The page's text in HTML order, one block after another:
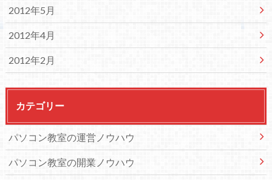
2012年5月
2012年4月
2012年2月
カテゴリー
パソコン教室の運営ノウハウ
パソコン教室の開業ノウハウ